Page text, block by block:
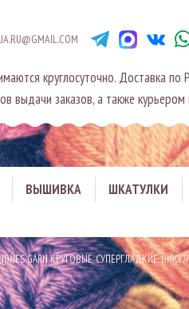
круглосуточно. Доставка по
выдачи заказов, а также
ВЫШИВКА ШКАТУЛКИ
GARN КРУГОВЫЕ, СУПЕРГЛАДКИЕ,